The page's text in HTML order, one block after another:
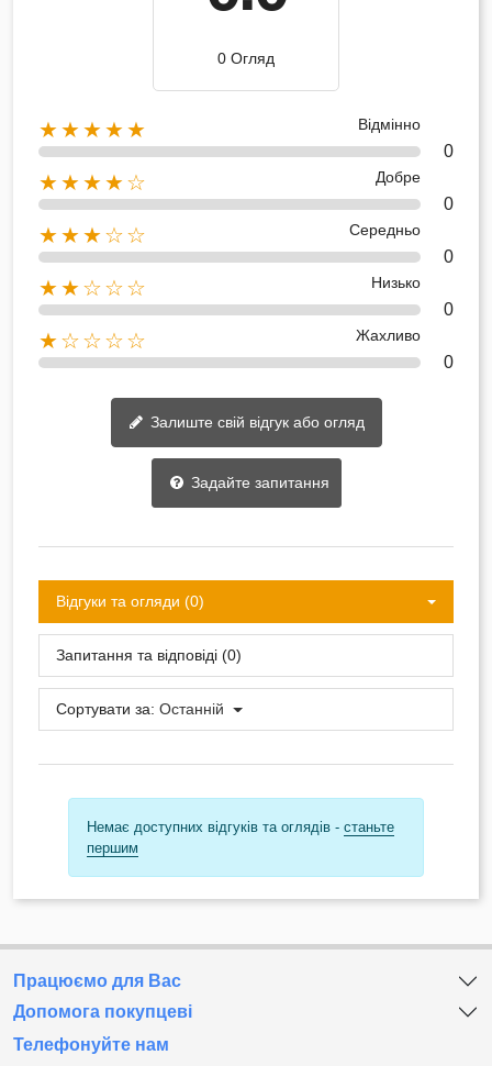
0 Огляд
★★★★★ Відмінно
0
★★★★☆ Добре
0
★★★☆☆ Середньо
0
★★☆☆☆ Низько
0
★☆☆☆☆ Жахливо
0
Залиште свій відгук або огляд
Задайте запитання
Відгуки та огляди (0)
Запитання та відповіді (0)
Сортувати за: Останній
Немає доступних відгуків та оглядів - станьте
першим
Працюємо для Вас
Допомога покупцеві
Телефонуйте нам